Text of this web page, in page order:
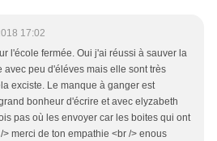
17:02
l'école fermée. Oui j'ai réussi à sauver la
avec peu d'éléves mais elle sont très
exciste. Le manque à ganger est
bonheur d'écrire et avec elyzabeth
pas où les envoyer car les boites qui ont
> merci de ton empathie <br /> enous